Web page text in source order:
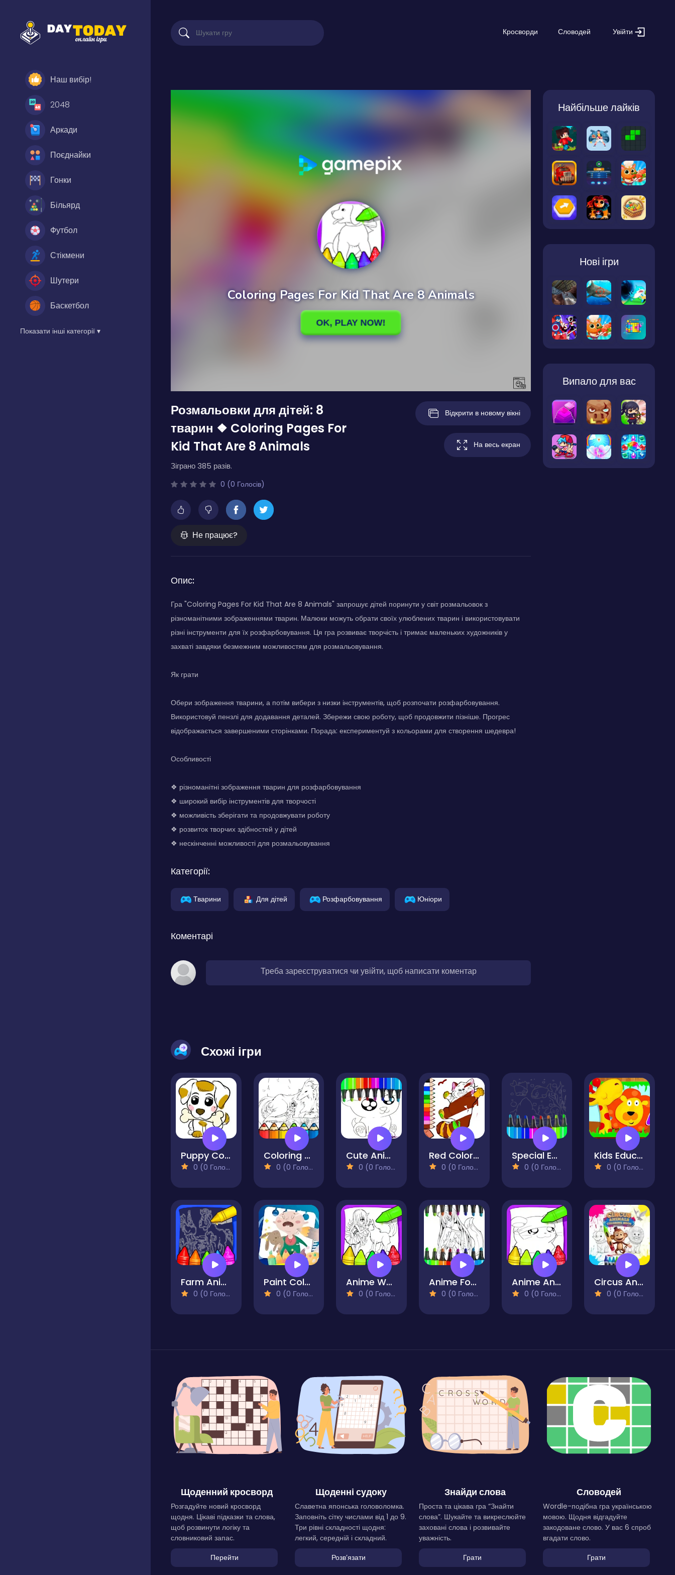
Наш вибір!
2048
Аркади
Поєднайки
Гонки
Більярд
Футбол
Стікмени
Шутери
Баскетбол
Показати інші категорії ▾
Кросворди Словодей Увійти
Розмальовки для дітей: 8
тварин ❖ Coloring Pages For
Kid That Are 8 Animals
Зіграно 385 разів.
0 (0 Голосів)
Не працює?
Відкрити в новому вікні
На весь екран
Опис:
Гра "Coloring Pages For Kid That Are 8 Animals" запрошує дітей поринути у світ розмальовок з
різноманітними зображеннями тварин. Малюки можуть обрати своїх улюблених тварин і використовувати
різні інструменти для їх розфарбовування. Ця гра розвиває творчість і тримає маленьких художників у
захваті завдяки безмежним можливостям для розмальовування.
Як грати
Обери зображення тварини, а потім вибери з низки інструментів, щоб розпочати розфарбовування.
Використовуй пензлі для додавання деталей. Збережи свою роботу, щоб продовжити пізніше. Прогрес
відображається завершеними сторінками. Порада: експериментуй з кольорами для створення шедевра!
Особливості
❖ різноманітні зображення тварин для розфарбовування
❖ широкий вибір інструментів для творчості
❖ можливість зберігати та продовжувати роботу
❖ розвиток творчих здібностей у дітей
❖ нескінченні можливості для розмальовування
Категорії:
Тварини Для дітей Розфарбовування Юніори
Коментарі
Треба зареєструватися чи увійти, щоб написати коментар
Найбільше лайків
Нові ігри
Випало для вас
Схожі ігри
Puppy Coloring Book
0 (0 Голосів)
Coloring Pages Of Anime Wolves
0 (0 Голосів)
Cute Anime Animals Coloring Pages
0 (0 Голосів)
Red Coloring Book
0 (0 Голосів)
Special Easy Animal Coloring Pages For Kids
0 (0 Голосів)
Kids Educations ABC
0 (0 Голосів)
Farm Animals Coloring For Kids
0 (0 Голосів)
Paint Coloring Book
0 (0 Голосів)
Anime Wolf Girl Coloring Pages
0 (0 Голосів)
Anime Fox Girl Cute Coloring Pages
0 (0 Голосів)
Anime Animals Coloring Pages
0 (0 Голосів)
Circus Animals Coloring Book
0 (0 Голосів)
Щоденний кросворд
Розгадуйте новий кросворд
щодня. Цікаві підказки та слова,
щоб розвинути логіку та
словниковий запас.
Перейти
Щоденні судоку
Славетна японська головоломка.
Заповніть сітку числами від 1 до 9.
Три рівні складності щодня:
легкий, середній і складний.
Розвʼязати
Знайди слова
Проста та цікава гра “Знайти
слова”. Шукайте та викреслюйте
заховані слова і розвивайте
уважність.
Грати
Словодей
Wordle-подібна гра українською
мовою. Щодня відгадуйте
закодоване слово. У вас 6 спроб
вгадати слово.
Грати